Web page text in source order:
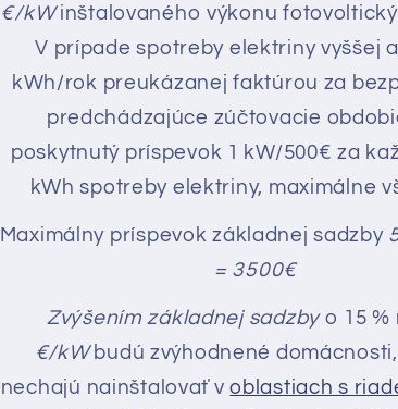
€/kWinštalovaného výkonu
V prípade spotreby elektriny vyššej
kWh/rok preukázanej faktúrou za
predchádzajúce zúčtovacie
poskytnutý príspevok 1 kW/500€ za
kWh spotreby elektriny, maximálne
Maximálny príspevok základnej sadzby
= 3500€
Zvýšením základnej sadzbyo 15 %
€/kWbudú zvýhodnené
nechajú nainštalovať voblastiach s